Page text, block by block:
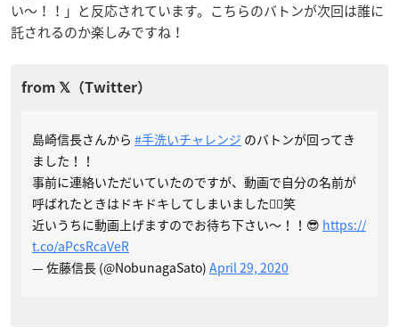
い〜！！」と反応されています。こちらのバトンが次回は誰に
託されるのか楽しみですね！
島崎信長さんから #手洗いチャレンジ のバトンが回ってき
ました！！
事前に連絡いただいていたのですが、動画で自分の名前が
呼ばれたときはドキドキしてしまいました🤦‍♂️笑
近いうちに動画上げますのでお待ち下さい〜！！😎 https://
t.co/aPcsRcaVeR
— 佐藤信長 (@NobunagaSato) April 29, 2020